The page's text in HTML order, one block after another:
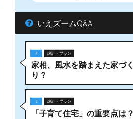
いえズームQ&A
4 設計・プラン
家相、風水を踏まえた家づく
り？
2 設計・プラン
「子育て住宅」の重要点は？